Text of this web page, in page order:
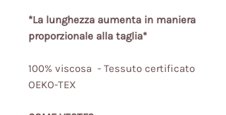
*La lunghezza aumenta in maniera
proporzionale alla taglia*
100% viscosa - Tessuto certificato
OEKO-TEX